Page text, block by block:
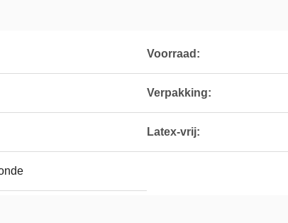
Voorraad:
Verpakking:
Latex-vrij: